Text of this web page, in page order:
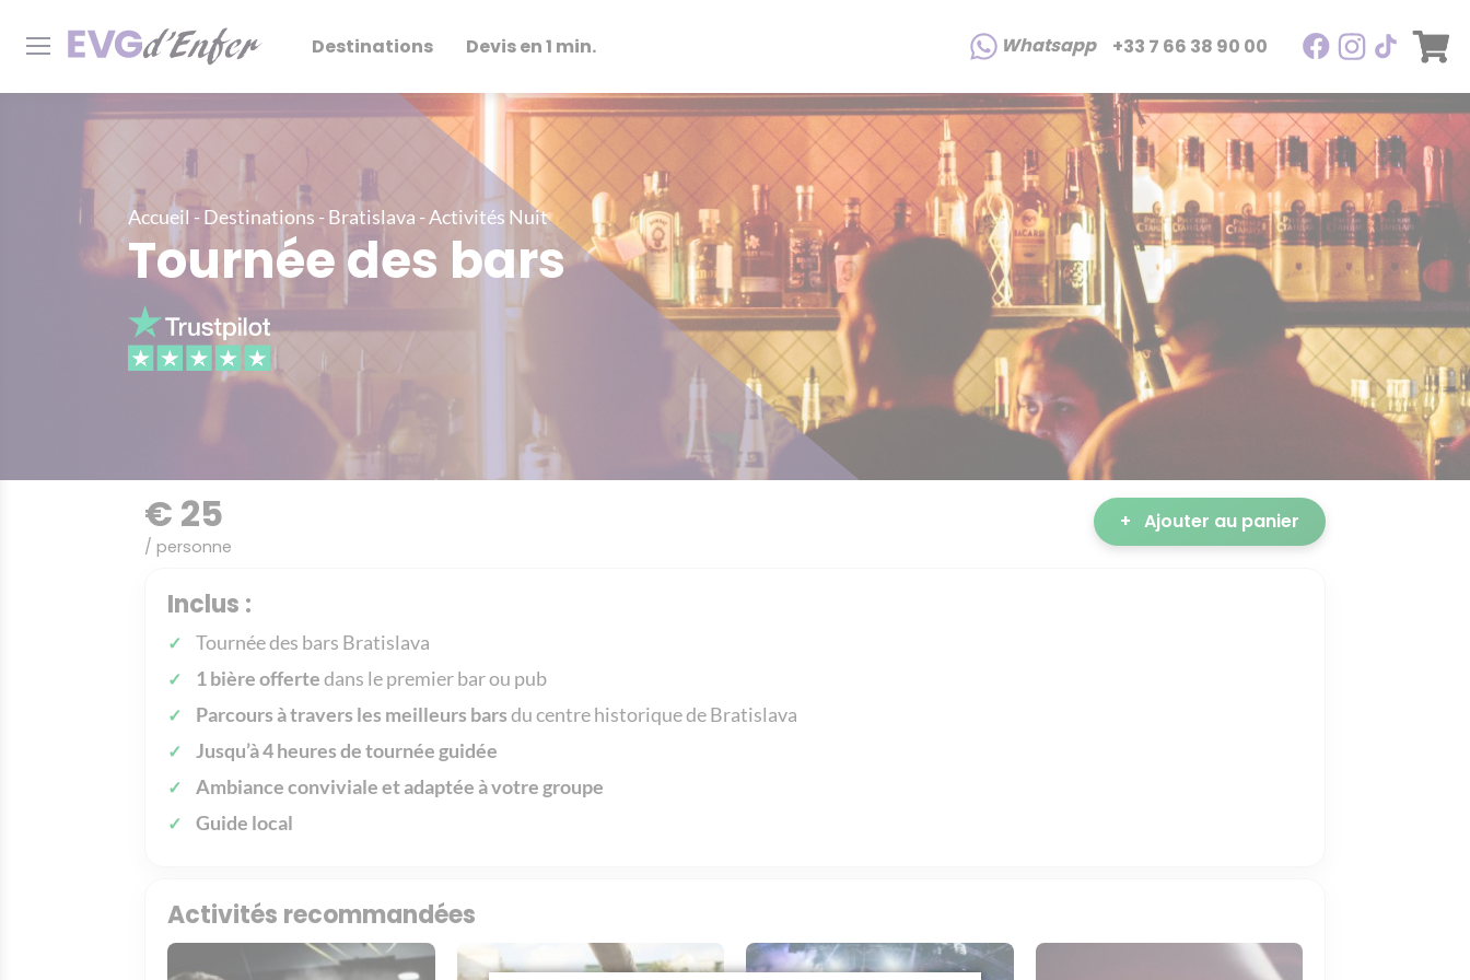
Destinations Devis en 1 min. Whatsapp +33 7 66 38 90 00
Accueil -Destinations -Bratislava -Activités Nuit
Tournée des bars
€ 25
/ personne
+ Ajouter au panier
Inclus :
Tournée des bars Bratislava
1 bière offertedans le premier bar ou pub
Parcours à travers les meilleurs barsdu centre historique de Bratislava
Jusqu’à 4 heures de tournée guidée
Ambiance conviviale et adaptée à votre groupe
Guide local
Activités recommandées